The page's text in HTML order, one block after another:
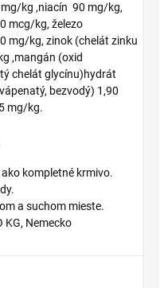
kg ,niacín 90 mg/kg,
mcg/kg, železo
mg/kg, zinok (chelát zinku
,mangán (oxid
chelát glycínu)hydrát
bezvodý) 1,90
mg/kg.
kompletné krmivo.
a suchom mieste.
KG, Nemecko